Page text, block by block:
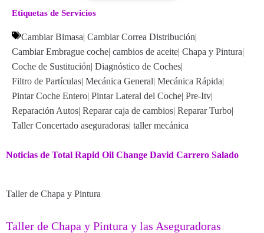
Etiquetas de Servicios
Cambiar Bimasa| Cambiar Correa Distribución|
Cambiar Embrague coche| cambios de aceite| Chapa y Pintura|
Coche de Sustitución| Diagnóstico de Coches|
Filtro de Partículas| Mecánica General| Mecánica Rápida|
Pintar Coche Entero| Pintar Lateral del Coche| Pre-Itv|
Reparación Autos| Reparar caja de cambios| Reparar Turbo|
Taller Concertado aseguradoras| taller mecánica
Noticias de Total Rapid Oil Change David Carrero Salado
Taller de Chapa y Pintura
Taller de Chapa y Pintura y las Aseguradoras